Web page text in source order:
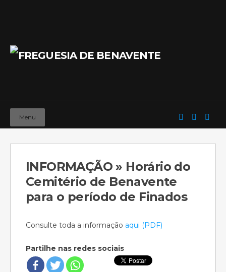
Menu
INFORMAÇÃO » Horário do
Cemitério de Benavente
para o período de Finados
Consulte toda a informação aqui (PDF)
Partilhe nas redes sociais